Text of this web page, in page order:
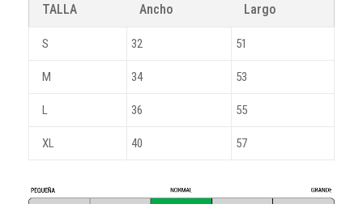
TALLA Ancho Largo
S 32 51
M 34 53
L 36 55
XL 40 57